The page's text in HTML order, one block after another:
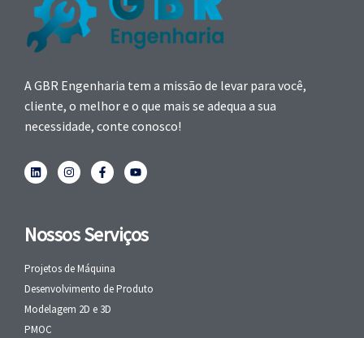
A GBR Engenharia tem a missão de levar para você,
cliente, o melhor e o que mais se adequa a sua
necessidade, conte conosco!
Nossos Serviços
Projetos de Máquina
Desenvolvimento de Produto
Modelagem 2D e 3D
PMOC